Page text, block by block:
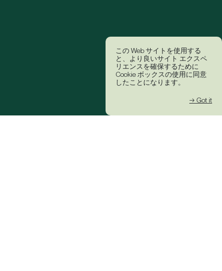
この Web サイトを使用する
と、より良いサイト エクスペ
リエンスを確保するために
Cookie ボックスの使用に同意
したことになります。
→ Got it